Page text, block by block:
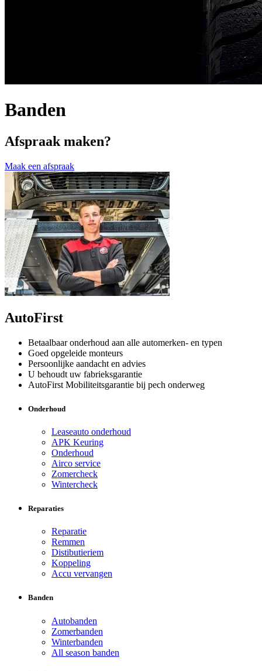
Banden
Afspraak maken?
Maak een afspraak
AutoFirst
Betaalbaar onderhoud aan alle automerken- en typen
Goed opgeleide monteurs
Persoonlijke aandacht en advies
U behoudt uw fabrieksgarantie
AutoFirst Mobiliteitsgarantie bij pech onderweg
Onderhoud
Leaseauto onderhoud
APK Keuring
Onderhoud
Airco service
Zomercheck
Wintercheck
Reparaties
Reparatie
Remmen
Distibutieriem
Koppeling
Accu vervangen
Banden
Autobanden
Zomerbanden
Winterbanden
All season banden